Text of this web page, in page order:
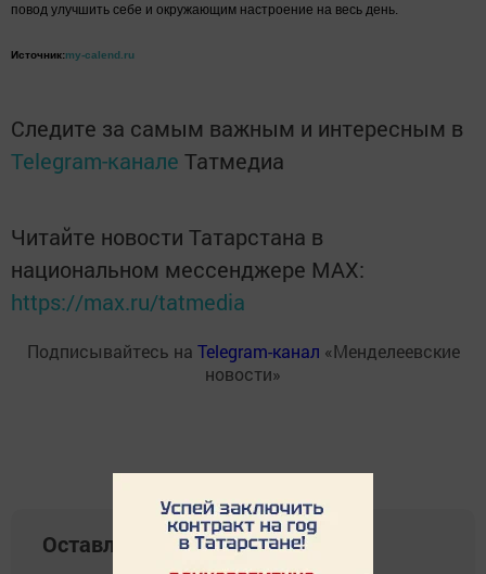
повод улучшить себе и окружающим настроение на весь день.
Источник:my-calend.ru
Следите за самым важным и интересным в
Telegram-канале Татмедиа
Читайте новости Татарстана в
национальном мессенджере MАХ:
https://max.ru/tatmedia
Подписывайтесь на Telegram-канал «Менделеевские
новости»
Оставляйте реакции